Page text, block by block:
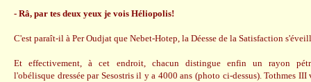
- Râ, par tes deux yeux je vois Héliopolis!
C'est paraît-il à Per Oudjat que Nebet-Hotep, la Déesse de la Satisfaction
Et effectivement, à cet endroit, chacun distingue enfin un rayon
l'obélisque dressée par Sesostris il y a 4000 ans (photo ci-dessus). Tothmes III